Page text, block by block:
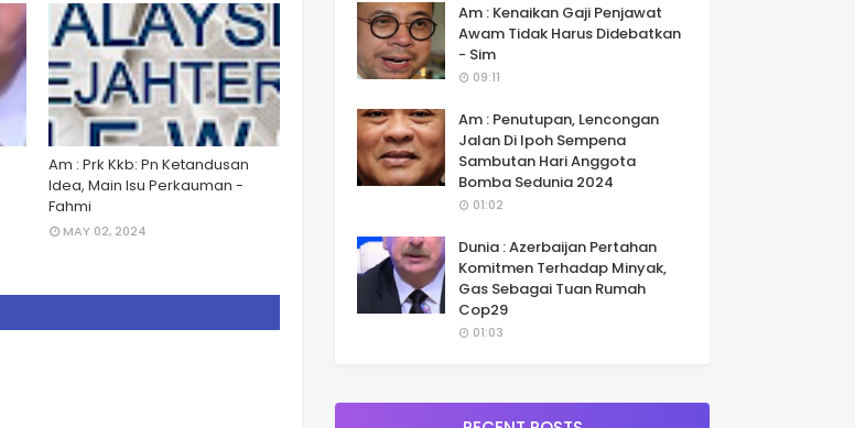
Am : Prk Kkb: Pn Ketandusan
Idea, Main Isu Perkauman -
Fahmi
MAY 02, 2024
Am : Kenaikan Gaji Penjawat
Awam Tidak Harus Didebatkan
- Sim
09:11
Am : Penutupan, Lencongan
Jalan Di Ipoh Sempena
Sambutan Hari Anggota
Bomba Sedunia 2024
01:02
Dunia : Azerbaijan Pertahan
Komitmen Terhadap Minyak,
Gas Sebagai Tuan Rumah
Cop29
01:03